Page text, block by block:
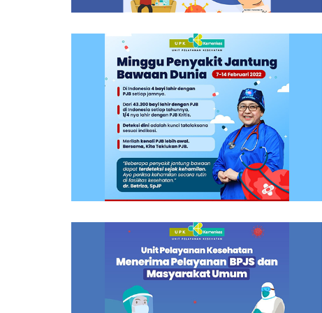
Waspada Gangguan Mental Dan
Perilaku Akibat Kerja
Selamat Hari Kanker Sedunia 2022